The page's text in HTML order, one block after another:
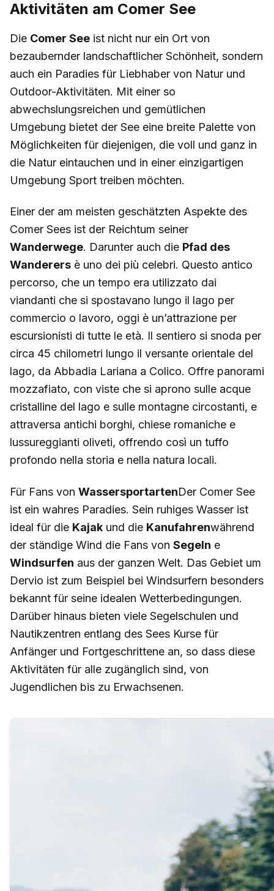
Aktivitäten am Comer See
Die Comer See ist nicht nur ein Ort von
bezaubernder landschaftlicher Schönheit, sondern
auch ein Paradies für Liebhaber von Natur und
Outdoor-Aktivitäten. Mit einer so
abwechslungsreichen und gemütlichen
Umgebung bietet der See eine breite Palette von
Möglichkeiten für diejenigen, die voll und ganz in
die Natur eintauchen und in einer einzigartigen
Umgebung Sport treiben möchten.
Einer der am meisten geschätzten Aspekte des
Comer Sees ist der Reichtum seiner
Wanderwege. Darunter auch die Pfad des
Wanderers è uno dei più celebri. Questo antico
percorso, che un tempo era utilizzato dai
viandanti che si spostavano lungo il lago per
commercio o lavoro, oggi è un’attrazione per
escursionisti di tutte le età. Il sentiero si snoda per
circa 45 chilometri lungo il versante orientale del
lago, da Abbadia Lariana a Colico. Offre panorami
mozzafiato, con viste che si aprono sulle acque
cristalline del lago e sulle montagne circostanti, e
attraversa antichi borghi, chiese romaniche e
lussureggianti oliveti, offrendo così un tuffo
profondo nella storia e nella natura locali.
Für Fans von WassersportartenDer Comer See
ist ein wahres Paradies. Sein ruhiges Wasser ist
ideal für die Kajak und die Kanufahrenwährend
der ständige Wind die Fans von Segeln e
Windsurfen aus der ganzen Welt. Das Gebiet um
Dervio ist zum Beispiel bei Windsurfern besonders
bekannt für seine idealen Wetterbedingungen.
Darüber hinaus bieten viele Segelschulen und
Nautikzentren entlang des Sees Kurse für
Anfänger und Fortgeschrittene an, so dass diese
Aktivitäten für alle zugänglich sind, von
Jugendlichen bis zu Erwachsenen.